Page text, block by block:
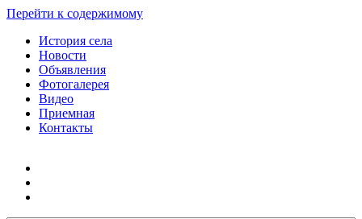
Перейти к содержимому
История села
Новости
Объявления
Фотогалерея
Видео
Приемная
Контакты